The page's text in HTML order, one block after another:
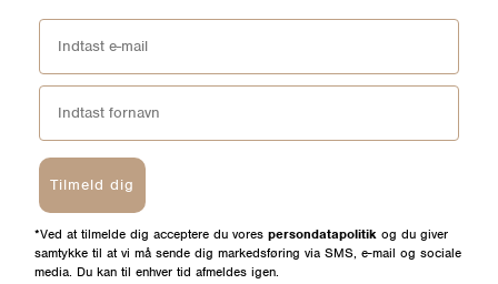
Tilmeld dig
*Ved at tilmelde dig acceptere du vores persondatapolitik og du giver
samtykke til at vi må sende dig markedsføring via SMS, e-mail og sociale
media. Du kan til enhver tid afmeldes igen.